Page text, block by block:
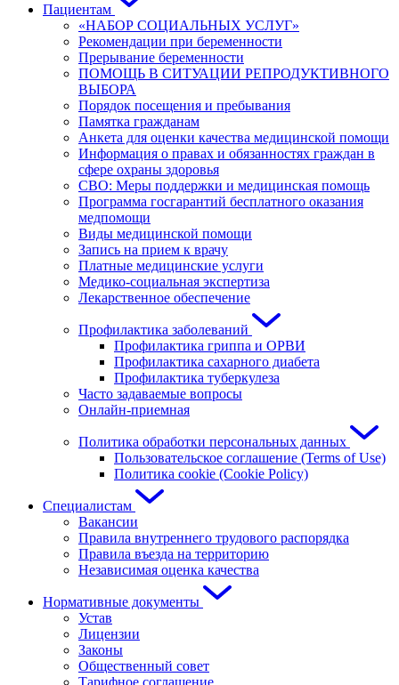
Пациентам
«НАБОР СОЦИАЛЬНЫХ УСЛУГ»
Рекомендации при беременности
Прерывание беременности
ПОМОЩЬ В СИТУАЦИИ РЕПРОДУКТИВНОГО
ВЫБОРА
Порядок посещения и пребывания
Памятка гражданам
Анкета для оценки качества медицинской помощи
Информация о правах и обязанностях граждан в
сфере охраны здоровья
СВО: Меры поддержки и медицинская помощь
Программа госгарантий бесплатного оказания
медпомощи
Виды медицинской помощи
Запись на прием к врачу
Платные медицинские услуги
Медико-социальная экспертиза
Лекарственное обеспечение
Профилактика заболеваний
Профилактика гриппа и ОРВИ
Профилактика сахарного диабета
Профилактика туберкулеза
Часто задаваемые вопросы
Онлайн-приемная
Политика обработки персональных данных
Пользовательское соглашение (Terms of Use)
Политика cookie (Cookie Policy)
Специалистам
Вакансии
Правила внутреннего трудового распорядка
Правила въезда на территорию
Независимая оценка качества
Нормативные документы
Устав
Лицензии
Законы
Общественный совет
Тарифное соглашение